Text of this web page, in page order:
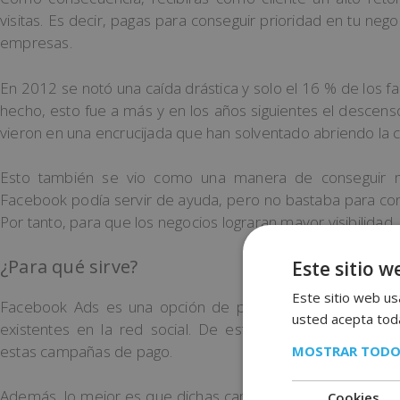
visitas. Es decir, pagas para conseguir prioridad en tu
empresas.
En 2012 se notó una caída drástica y solo el 16 % de los
hecho, esto fue a más y en los años siguientes el
vieron en una encrucijada que han solventado abriendo la
Esto también se vio como una manera de conseguir
Facebook podía servir de ayuda, pero no bastaba para
Por tanto, para que los negocios lograran mayor
¿Para qué sirve?
Facebook Ads es una opción de pago que resulta una
existentes en la red social. De este modo, estas
estas campañas de pago.
Este sitio
Este sitio web
usted acepta
MOSTRAR